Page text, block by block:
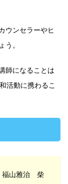
ウンセラーやヒ
う。
師になることは
活動に携わるこ
福山雅治 柴